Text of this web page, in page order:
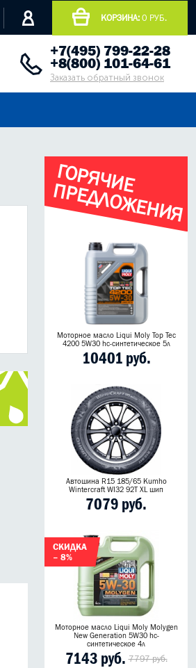
КОРЗИНА: 0 РУБ.
+7(495) 799-22-28
+8(800) 101-64-61
Заказать обратный звонок
Г
О
Р
Я
Ч
И
Е
П
Р
Е
Д
Л
О
Ж
Е
Н
И
Я
Моторное масло Liqui Moly Top Tec
4200 5W30 hc-синтетическое 5л
10401 руб.
Автошина R15 185/65 Kumho
Wintercraft WI32 92T XL шип
7079 руб.
СКИДКА
– 8%
Моторное масло Liqui Moly Molygen
New Generation 5W30 hc-
синтетическое 4л
7143 руб. 7797 руб.